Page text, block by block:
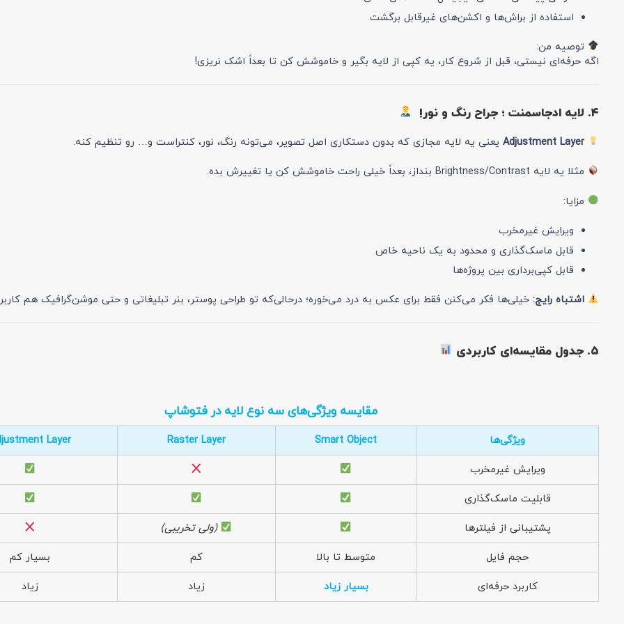
استفاده از براش‌ها و اکشن‌های غیرقابل برگشت
توصیه من:
اگه حرفه‌ای نیستی، قبل از شروع کار، یه کپی از لایه بگیر و خاموشش کن تا بعداً اشک نریزی!
۴. لایه ادجاسمنت ؛ جراح رنگ و نور!
Adjustment Layer یعنی یه لایه‌ مجازی که بدون دستکاری اصل تصویر، می‌تونه رنگ، نور، کنتراست و… رو تنظیم کنه.
مثلا یه لایه Brightness/Contrast بنداز، بعداً خیلی راحت خاموشش کن یا تغییرش بده.
مزایا:
ویرایش غیرمخرب
قابل ماسک‌گذاری و محدود به یک ناحیه خاص
قابل کپی‌برداری بین پروژه‌ها
اشتباه رایج: خیلی‌ها فکر می‌کنن فقط برای عکس به درد می‌خوره؛ درحالی‌که تو طراحی پوستر، بنر تبلیغاتی و حتی موشن‌گرافیک هم
۵. جدول مقایسه‌ای کاربردی
مقایسه ویژگی‌های سه نوع لایه در فتوشاپ
ویژگی‌ها Smart Object
Raster Layer
Layer
ویرایش غیرمخرب
قابلیت ماسک‌گذاری
پشتیبانی از فیلترها
(ولی تخریبی)
حجم فایل
متوسط تا بالا کم
بسیار کم
کاربرد حرفه‌ای
بسیار زیاد زیاد زیاد